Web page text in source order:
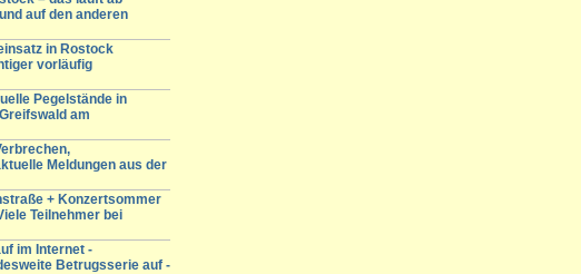
wird der Prozess
Landgericht Rostock...
auf den anderen
in Rostock
vorläufig
Pegelstände in
am
Meldungen aus der
+ Konzertsommer
Teilnehmer bei
im Internet -
Betrugsserie auf -